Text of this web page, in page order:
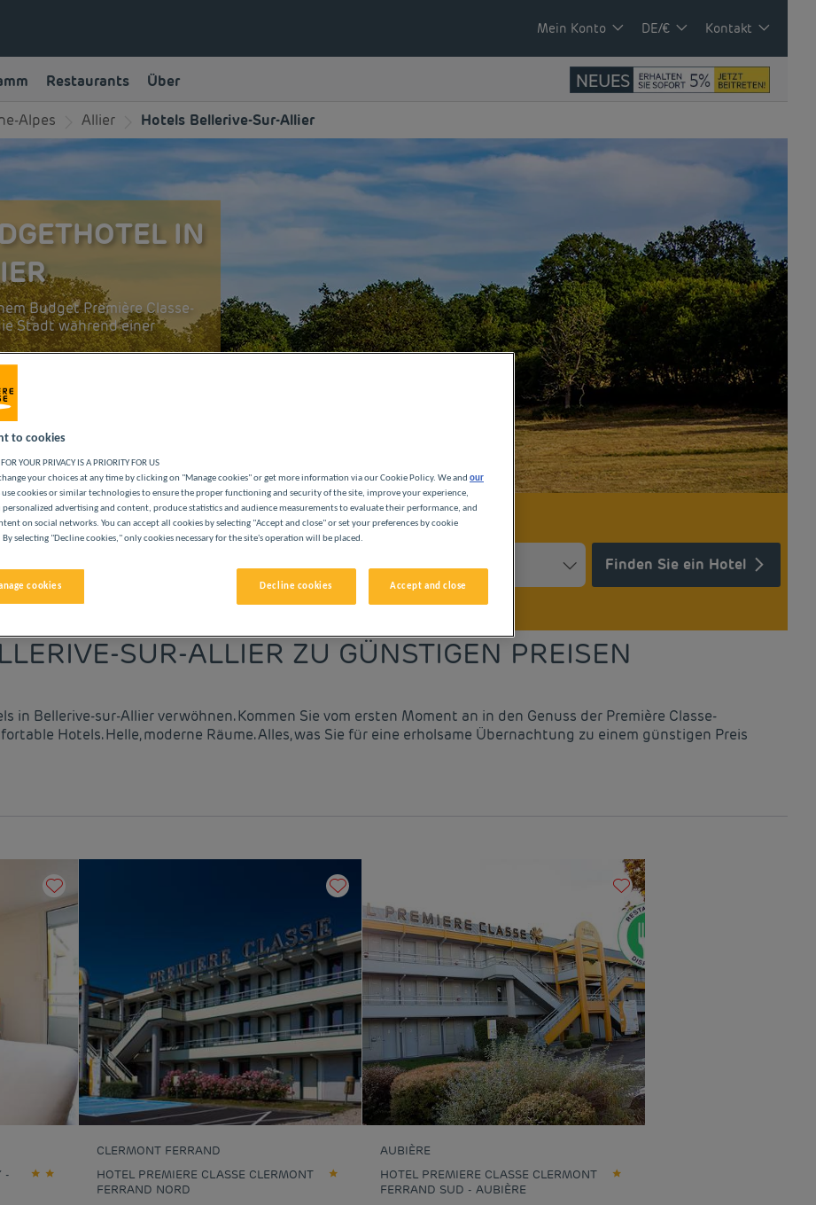
Mein Konto DE/€ Kontakt
Restaurants Über
Alpes Allier Hotels Bellerive-Sur-Allier
IN
Budget Première Classe-
Stadt während einer
CLASSE HOTELS
Navigate forward to interact with the calendar and select a date. Press the question mark key to get the keyboard shortcuts for
Navigate backward to interact with the calendar and select a date. Press the question mark key to get the
Finden Sie ein Hotel
SUR-ALLIER ZU GÜNSTIGEN PREISEN
in Bellerive-sur-Allier verwöhnen. Kommen Sie vom ersten Moment an in den Genuss der Première Classe-
Hotels. Helle, moderne Räume. Alles, was Sie für eine erholsame Übernachtung zu einem günstigen Preis
-
CLERMONT FERRAND
HOTEL PREMIERE CLASSE CLERMONT
FERRAND NORD
AUBIÈRE
HOTEL PREMIERE CLASSE CLERMONT
FERRAND SUD - AUBIÈRE
to cookies
FOR YOUR PRIVACY IS A PRIORITY FOR US
your choices at any time by clicking on "Manage cookies" or get more information via our Cookie Policy. We and our
use cookies or similar technologies to ensure the proper functioning and security of the site, improve your experience,
personalized advertising and content, produce statistics and audience measurements to evaluate their performance, and
on social networks. You can accept all cookies by selecting "Accept and close" or set your preferences by cookie
selecting "Decline cookies," only cookies necessary for the site's operation will be placed.
cookies Decline cookies Accept and close